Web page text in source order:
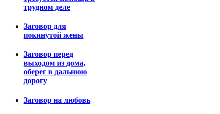
трудном деле
Заговор для
покинутой жены
Заговор перед
выходом из дома,
оберег в дальнюю
дорогу
Заговор на любовь